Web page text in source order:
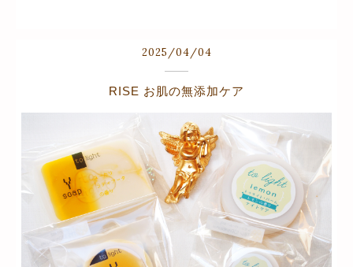
2025 /04/04
RISE お肌の無添加ケア